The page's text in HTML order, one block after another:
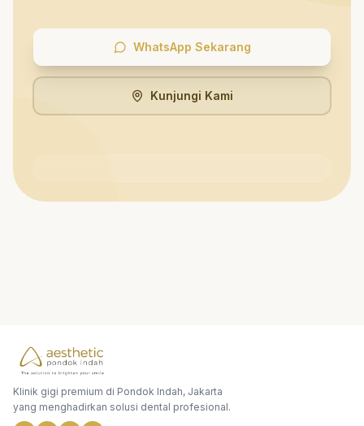
WhatsApp Sekarang
Kunjungi Kami
Klinik gigi premium di Pondok Indah, Jakarta
yang menghadirkan solusi dental profesional.